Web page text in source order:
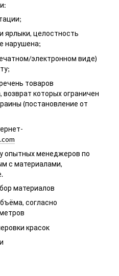
ярлыки, целостность
нарушена;
электронном виде)
товаров
которых ограничен
(постановление от
опытных менеджеров по
с материалами,
материалов
согласно
красок